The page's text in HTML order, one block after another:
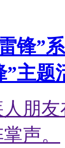
锋”
主题
朋
声。